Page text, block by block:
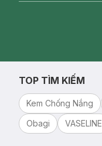
TOP TÌM KIẾM
Kem Chống Nắng
Obagi
VASELINE